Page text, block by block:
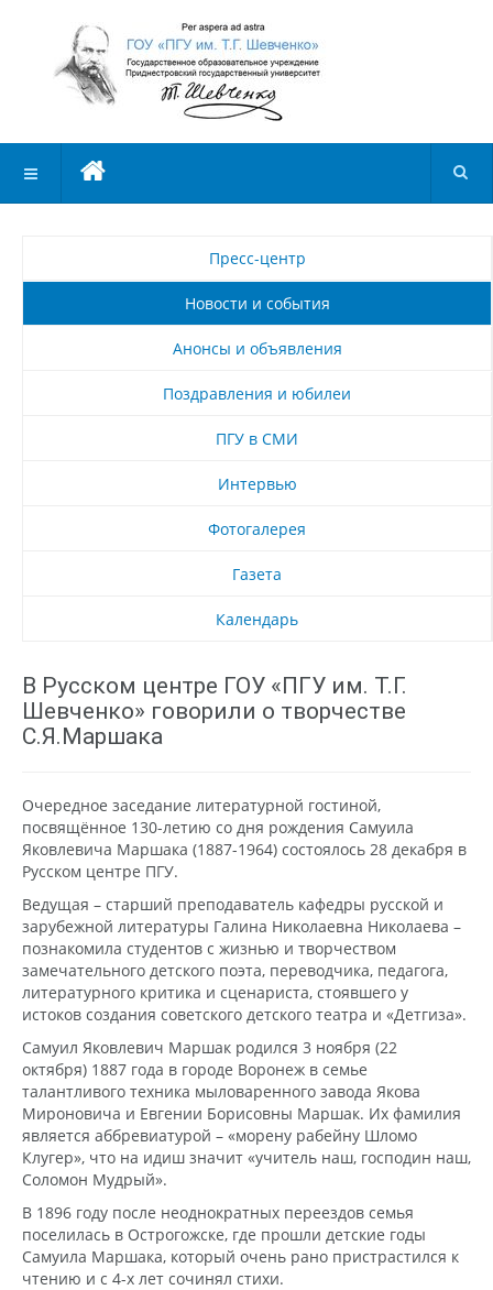
Пресс-центр
Новости и события
Анонсы и объявления
Поздравления и юбилеи
ПГУ в СМИ
Интервью
Фотогалерея
Газета
Календарь
В Русском центре ГОУ «ПГУ им. Т.Г.
Шевченко» говорили о творчестве
С.Я.Маршака
Очередное заседание литературной гостиной,
посвящённое 130-летию со дня рождения Самуила
Яковлевича Маршака (1887-1964) состоялось 28 декабря в
Русском центре ПГУ.
Ведущая – старший преподаватель кафедры русской и
зарубежной литературы Галина Николаевна Николаева –
познакомила студентов с жизнью и творчеством
замечательного детского поэта, переводчика, педагога,
литературного критика и сценариста, стоявшего у
истоков создания советского детского театра и «Детгиза».
Самуил Яковлевич Маршак родился 3 ноября (22
октября) 1887 года в городе Воронеж в семье
талантливого техника мыловаренного завода Якова
Мироновича и Евгении Борисовны Маршак. Их фамилия
является аббревиатурой – «морену рабейну Шломо
Клугер», что на идиш значит «учитель наш, господин наш,
Соломон Мудрый».
В 1896 году после неоднократных переездов семья
поселилась в Острогожске, где прошли детские годы
Самуила Маршака, который очень рано пристрастился к
чтению и с 4-х лет сочинял стихи.